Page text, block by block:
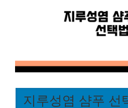
지루성염 샴푸 선